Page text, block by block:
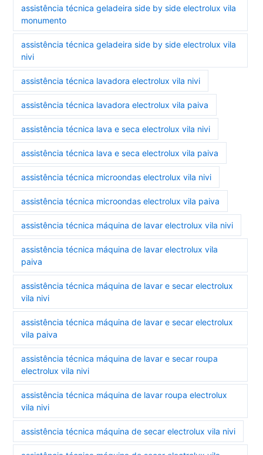
assistência técnica geladeira side by side electrolux vila
monumento
assistência técnica geladeira side by side electrolux vila
nivi
assistência técnica lavadora electrolux vila nivi
assistência técnica lavadora electrolux vila paiva
assistência técnica lava e seca electrolux vila nivi
assistência técnica lava e seca electrolux vila paiva
assistência técnica microondas electrolux vila nivi
assistência técnica microondas electrolux vila paiva
assistência técnica máquina de lavar electrolux vila nivi
assistência técnica máquina de lavar electrolux vila
paiva
assistência técnica máquina de lavar e secar electrolux
vila nivi
assistência técnica máquina de lavar e secar electrolux
vila paiva
assistência técnica máquina de lavar e secar roupa
electrolux vila nivi
assistência técnica máquina de lavar roupa electrolux
vila nivi
assistência técnica máquina de secar electrolux vila nivi